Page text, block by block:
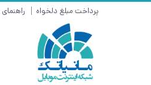
پرداخت مبلغ دلخواه